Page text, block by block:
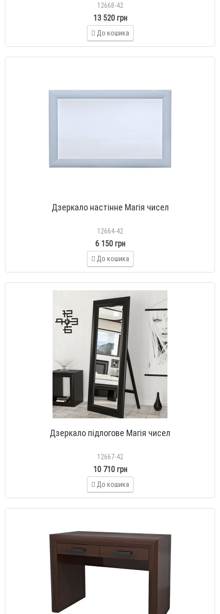
12668-42
13 520 грн
До кошика
Дзеркало настінне Магія чисел
12664-42
6 150 грн
До кошика
Дзеркало підлогове Магія чисел
12667-42
10 710 грн
До кошика